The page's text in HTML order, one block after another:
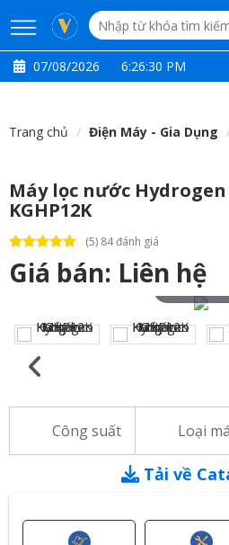
07/08/2026 6:26:31 PM
Trang chủ Điện Máy - Gia Dụng
Máy lọc nước
KGHP12K
(5) 84 đánh giá
Giá bán: Liên hệ
Touch to zoom
Công suất Loại
Tải về